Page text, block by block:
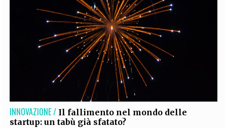
INNOVAZIONE / Il fallimento nel mondo delle
startup: un tabù già sfatato?